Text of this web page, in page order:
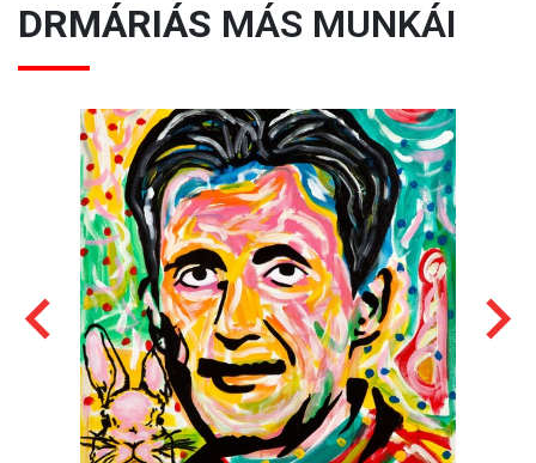
DRMÁRIÁS MÁS MUNKÁI